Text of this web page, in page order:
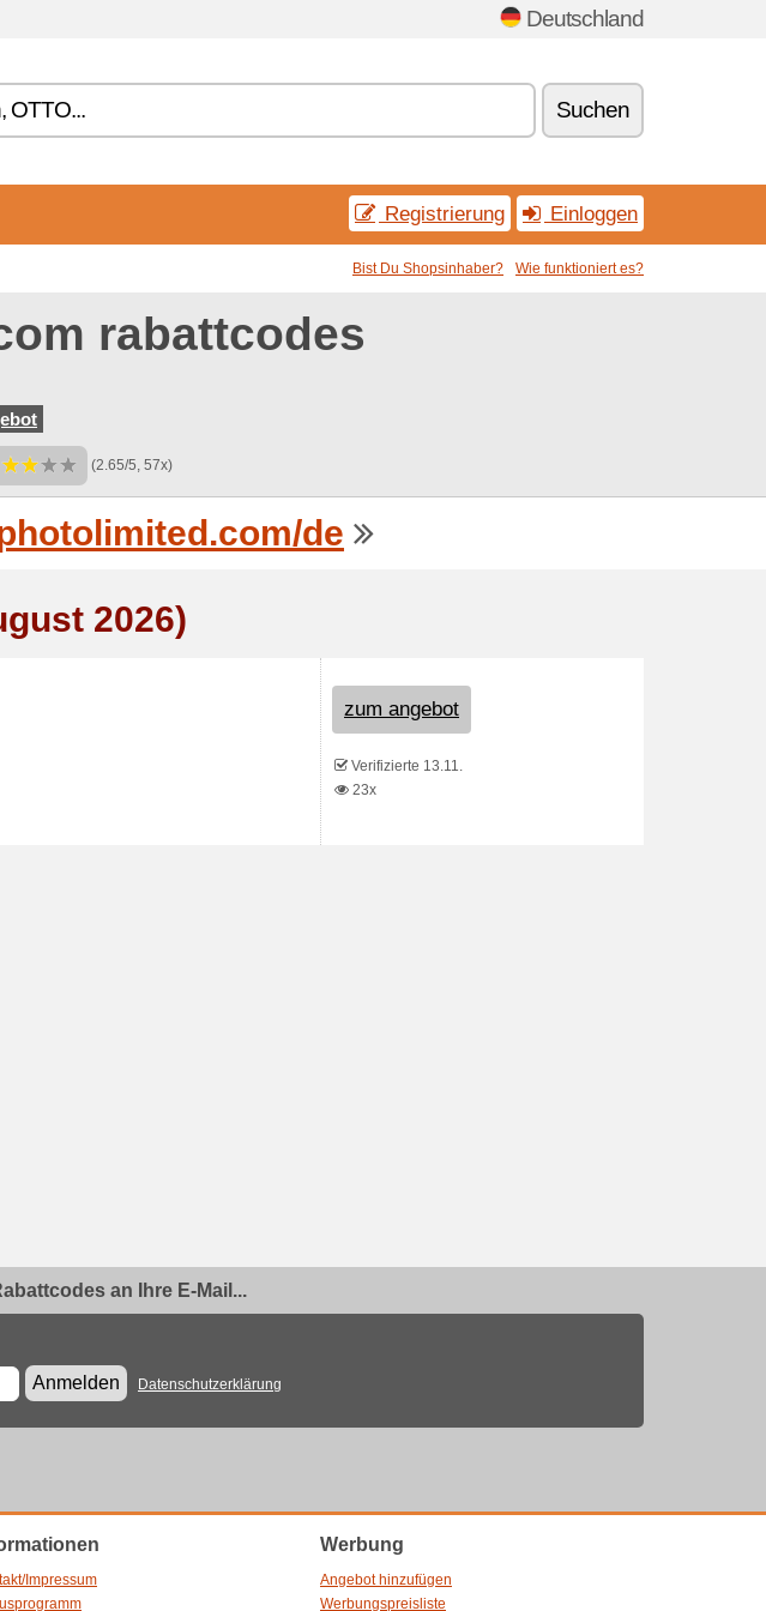
Deutschland
Suchen
Registrierung Einloggen
Bist Du Shopsinhaber? Wie funktioniert es?
rabattcodes
(2.65/5, 57x)
de
2026)
zum angebot
Verifizierte 13.11.
23x
an Ihre E-Mail...
Anmelden
Datenschutzerklärung
Impressum
Werbung
Angebot hinzufügen
Werbungspreisliste